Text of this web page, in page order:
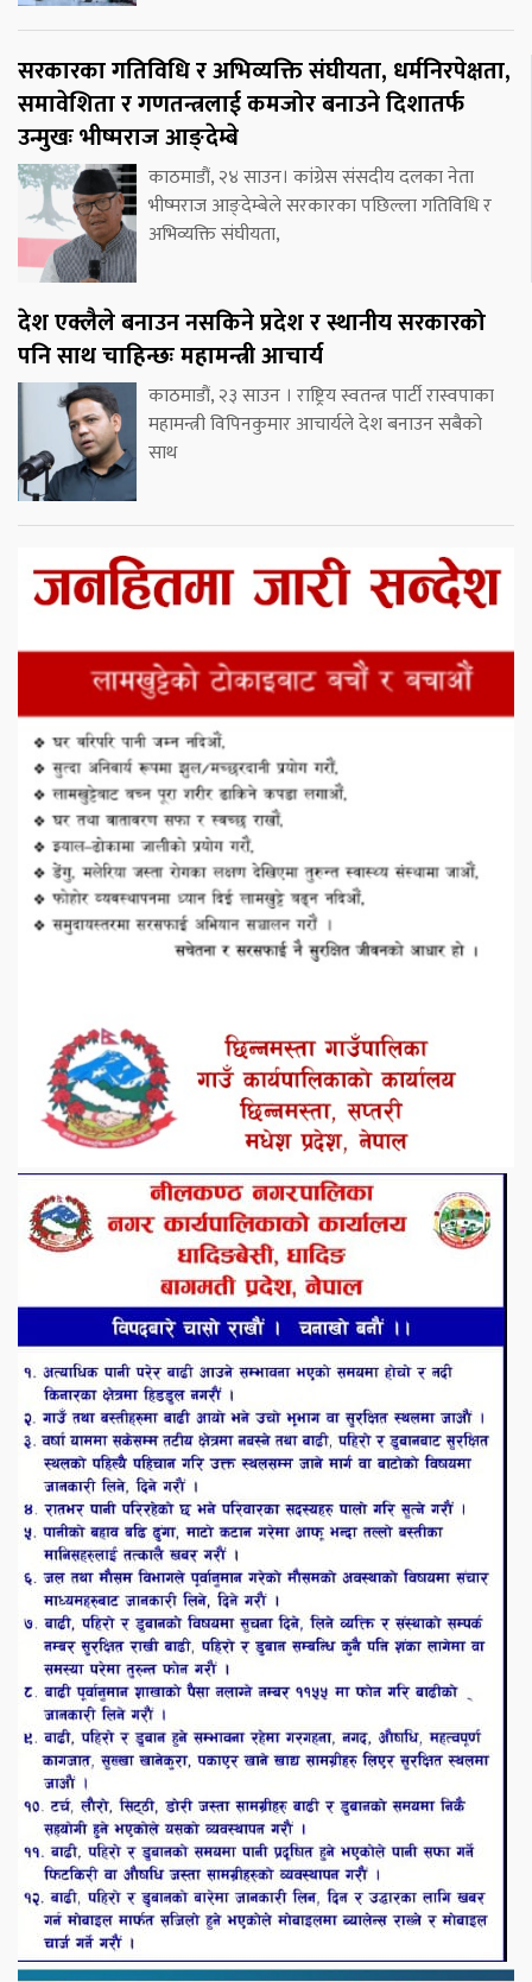
सरकारका गतिविधि र अभिव्यक्ति संघीयता, धर्मनिरपेक्षता,
समावेशिता र गणतन्त्रलाई कमजोर बनाउने दिशातर्फ
उन्मुखः भीष्मराज आङ्देम्बे
काठमाडौं, २४ साउन। कांग्रेस संसदीय दलका नेता
भीष्मराज आङ्देम्बेले सरकारका पछिल्ला गतिविधि र
अभिव्यक्ति संघीयता,
देश एक्लैले बनाउन नसकिने प्रदेश र स्थानीय सरकारको
पनि साथ चाहिन्छः महामन्त्री आचार्य
काठमाडौं, २३ साउन । राष्ट्रिय स्वतन्त्र पार्टी रास्वपाका
महामन्त्री विपिनकुमार आचार्यले देश बनाउन सबैको
साथ